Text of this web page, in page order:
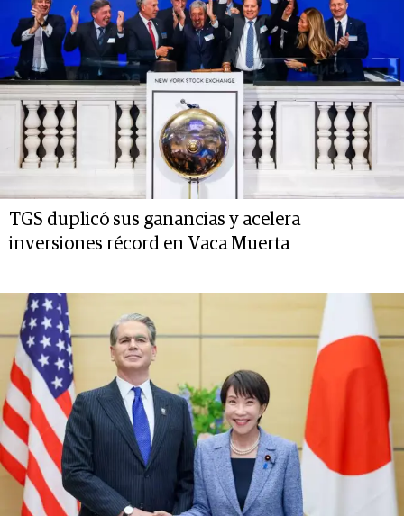
TGS duplicó sus ganancias y acelera
inversiones récord en Vaca Muerta